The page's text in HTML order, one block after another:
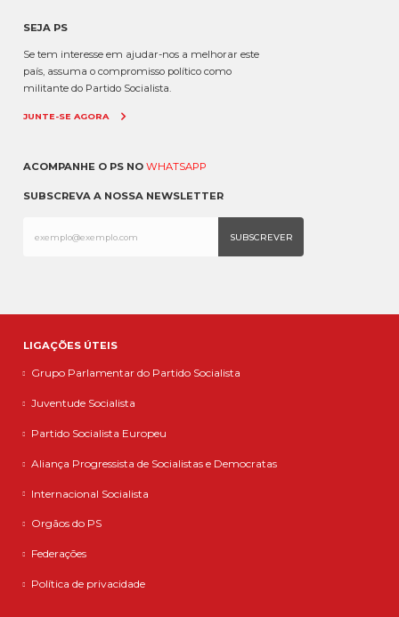
SEJA PS
Se tem interesse em ajudar-nos a melhorar este
país, assuma o compromisso político como
militante do Partido Socialista.
JUNTE-SE AGORA
ACOMPANHE O PS NO WHATSAPP
SUBSCREVA A NOSSA NEWSLETTER
LIGAÇÕES ÚTEIS
Grupo Parlamentar do Partido Socialista
Juventude Socialista
Partido Socialista Europeu
Aliança Progressista de Socialistas e Democratas
Internacional Socialista
Orgãos do PS
Federações
Política de privacidade